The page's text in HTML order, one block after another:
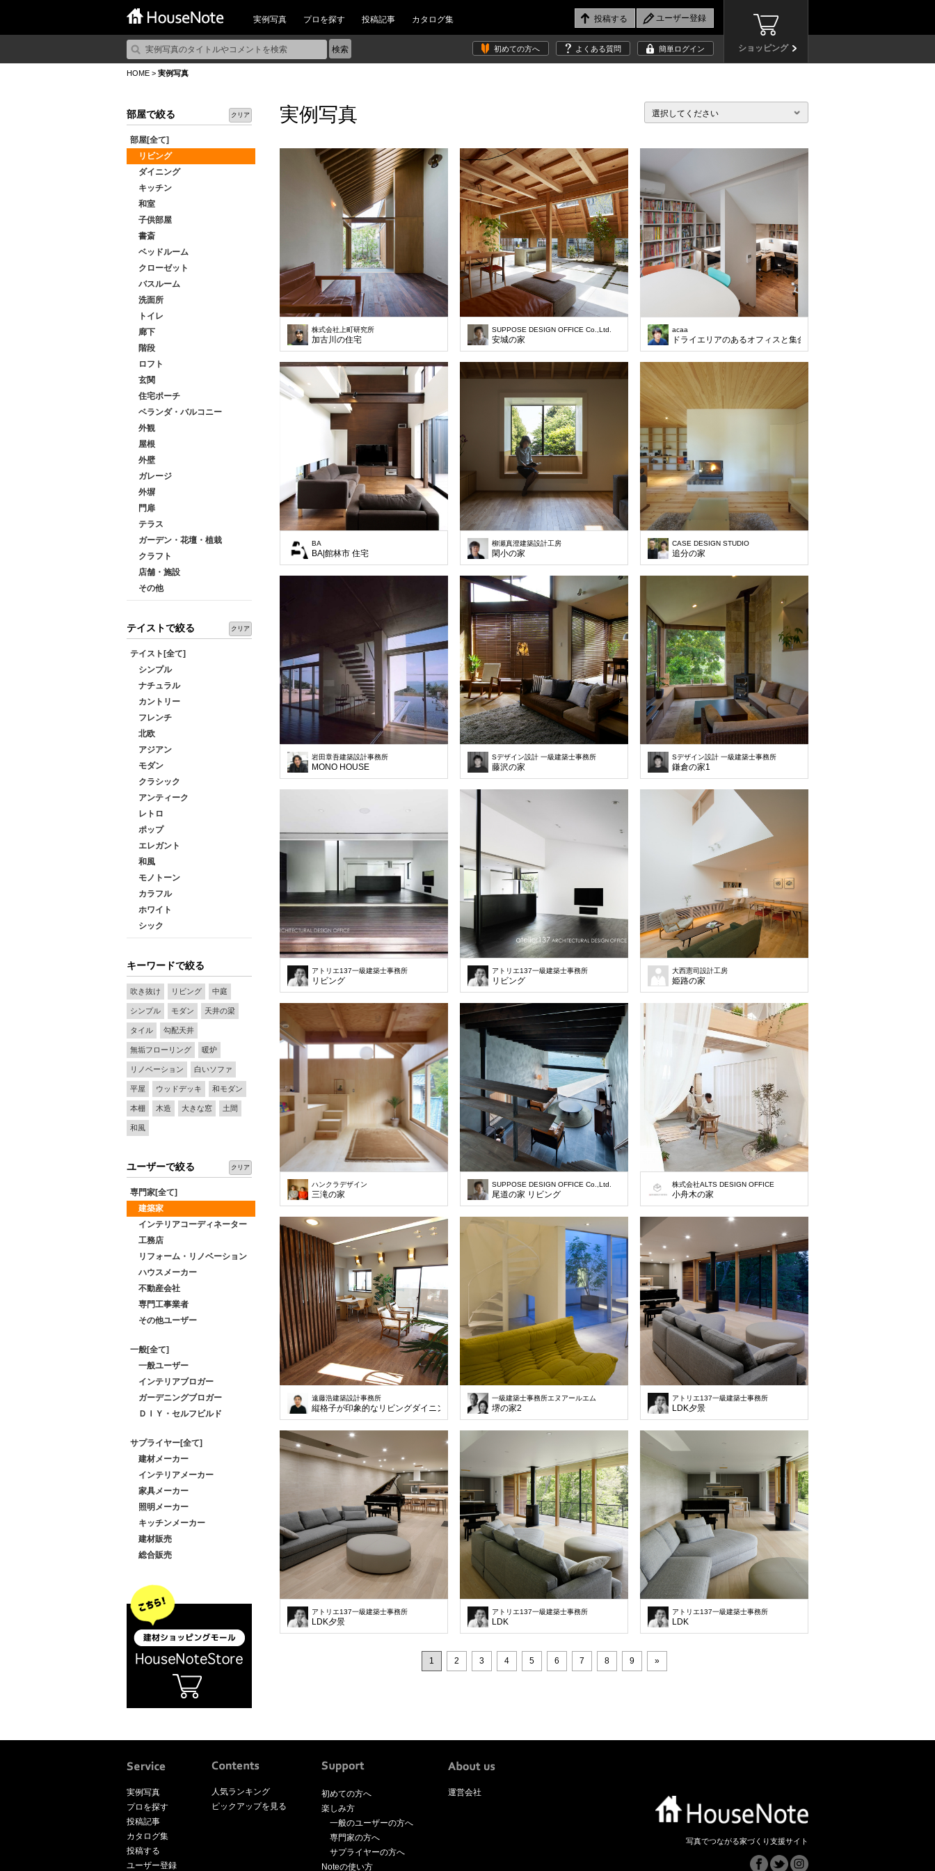
実例写真 プロを探す 投稿記事 カタログ集
ショッピング
初めての方へ よくある質問 簡単ログイン
HOME > 実例写真
部屋で絞る クリア
部屋[全て]
リビング
ダイニング
キッチン
和室
子供部屋
書斎
ベッドルーム
クローゼット
バスルーム
洗面所
トイレ
廊下
階段
ロフト
玄関
住宅ポーチ
ベランダ・バルコニー
外観
屋根
外壁
ガレージ
外塀
門扉
テラス
ガーデン・花壇・植栽
クラフト
店舗・施設
その他
テイストで絞る クリア
テイスト[全て]
シンプル
ナチュラル
カントリー
フレンチ
北欧
アジアン
モダン
クラシック
アンティーク
レトロ
ポップ
エレガント
和風
モノトーン
カラフル
ホワイト
シック
キーワードで絞る
吹き抜け リビング 中庭
シンプル モダン 天井の梁
タイル 勾配天井
無垢フローリング 暖炉
リノベーション 白いソファ
平屋 ウッドデッキ 和モダン
本棚 木造 大きな窓 土間
和風
ユーザーで絞る クリア
専門家[全て]
建築家
インテリアコーディネーター
工務店
リフォーム・リノベーション
ハウスメーカー
不動産会社
専門工事業者
その他ユーザー
一般[全て]
一般ユーザー
インテリアブロガー
ガーデニングブロガー
ＤＩＹ・セルフビルド
サプライヤー[全て]
建材メーカー
インテリアメーカー
家具メーカー
照明メーカー
キッチンメーカー
建材販売
総合販売
実例写真 選択してください
株式会社上町研究所
加古川の住宅
SUPPOSE DESIGN OFFICE Co.,Ltd.
安城の家
acaa
ドライエリアのあるオフィスと集合住宅
BA
BA|館林市 住宅
柳瀬真澄建築設計工房
閑小の家
CASE DESIGN STUDIO
追分の家
岩田章吾建築設計事務所
MONO HOUSE
Sデザイン設計 一級建築士事務所
藤沢の家
Sデザイン設計 一級建築士事務所
鎌倉の家1
アトリエ137一級建築士事務所
リビング
アトリエ137一級建築士事務所
リビング
大西憲司設計工房
姫路の家
ハンクラデザイン
三滝の家
SUPPOSE DESIGN OFFICE Co.,Ltd.
尾道の家 リビング
株式会社ALTS DESIGN OFFICE
小舟木の家
遠藤浩建築設計事務所
縦格子が印象的なリビングダイニング
一級建築士事務所エヌアールエム
堺の家2
アトリエ137一級建築士事務所
LDK夕景
アトリエ137一級建築士事務所
LDK夕景
アトリエ137一級建築士事務所
LDK
アトリエ137一級建築士事務所
LDK
1 2 3 4 5 6 7 8 9 »
実例写真
プロを探す
投稿記事
カタログ集
投稿する
ユーザー登録
人気ランキング
ピックアップを見る
初めての方へ
楽しみ方
一般のユーザーの方へ
専門家の方へ
サプライヤーの方へ
Noteの使い方
運営会社
写真でつながる家づくり支援サイト